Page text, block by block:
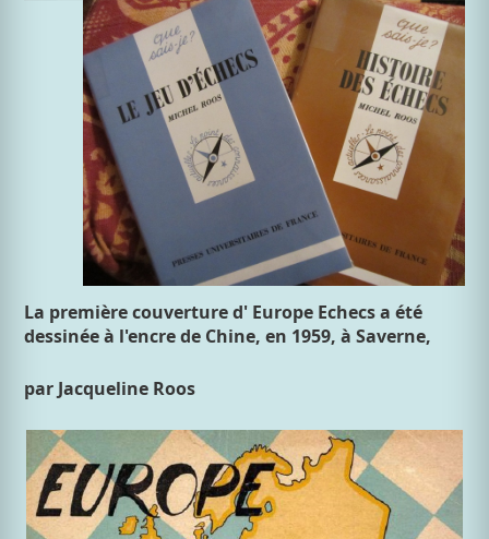
La première couverture d' Europe Echecs a été
dessinée à l'encre de Chine, en 1959, à Saverne,
par Jacqueline Roos